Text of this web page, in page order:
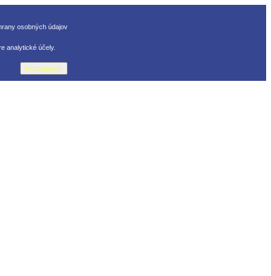
osobných údajov
analytické účely.
Rozumiem